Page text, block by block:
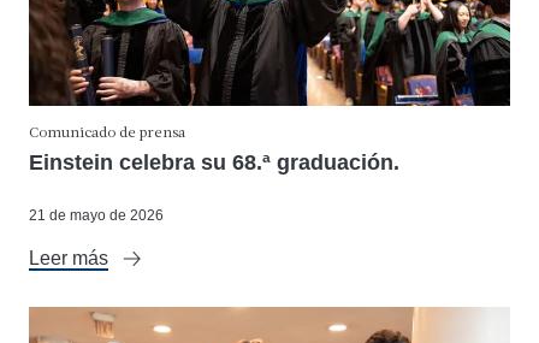
Comunicado de prensa
Einstein celebra su 68.ª graduación.
21 de mayo de 2026
Leer más